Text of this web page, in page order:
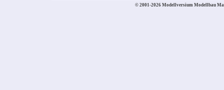
© 2001-2026 Modellversium Modellbau